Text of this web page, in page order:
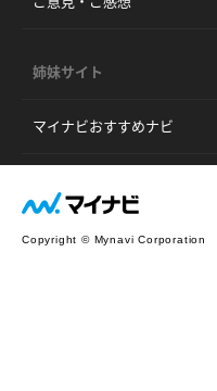
姉妹サイト
マイナビおすすめナビ
Copyright © Mynavi Corporation